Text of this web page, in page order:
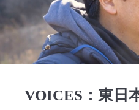
VOICES：東日